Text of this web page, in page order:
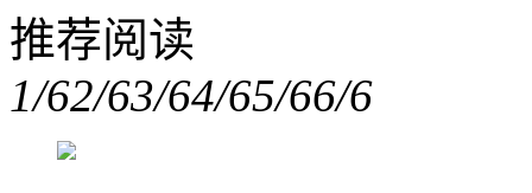
推荐阅读
1/62/63/64/65/66/6